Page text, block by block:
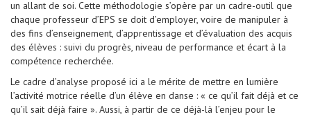
un allant de soi. Cette méthodologie s’opère par un cadre-outil que
chaque professeur d’EPS se doit d’employer, voire de manipuler à
des fins d’enseignement, d’apprentissage et d’évaluation des acquis
des élèves : suivi du progrès, niveau de performance et écart à la
compétence recherchée.
Le cadre d’analyse proposé ici a le mérite de mettre en lumière
l’activité motrice réelle d’un élève en danse : « ce qu’il fait déjà et ce
qu’il sait déjà faire ». Aussi, à partir de ce déjà-là l’enjeu pour le